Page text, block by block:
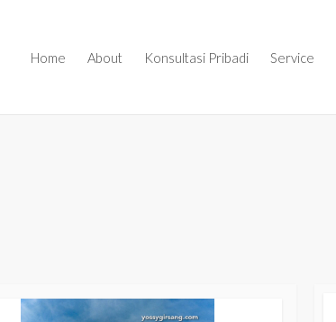
Home About Konsultasi Pribadi Service